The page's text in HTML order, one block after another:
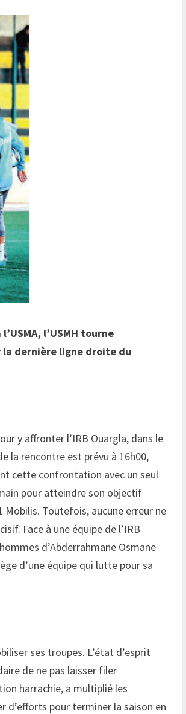
l’USMH tourne
la dernière ligne droite du
y affronter l’IRB Ouargla, dans le
la rencontre est prévu à 16h00,
cette confrontation avec un seul
pour atteindre son objectif
Toutefois, aucune erreur ne
Face à une équipe de l’IRB
d’Abderrahmane Osmane
d’une équipe qui lutte pour sa
ses troupes. L’état d’esprit
de ne pas laisser filer
harrachie, a multiplié les
d’efforts pour terminer la saison en